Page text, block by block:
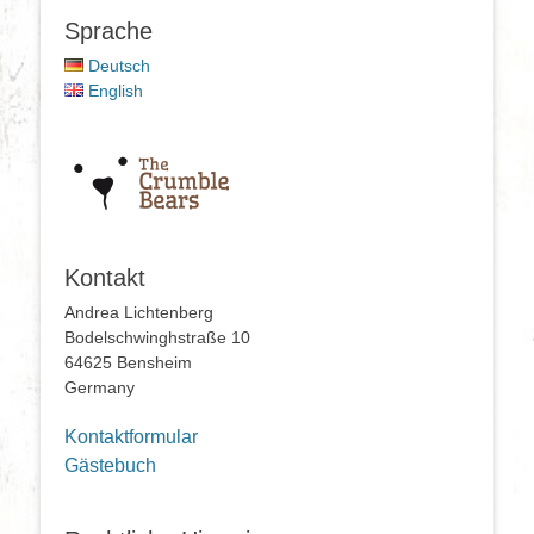
Sprache
Deutsch
English
Kontakt
Andrea Lichtenberg
Bodelschwinghstraße 10
64625 Bensheim
Germany
Kontaktformular
Gästebuch